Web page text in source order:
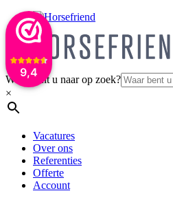
9,4
Waar bent u naar op zoek?
×
Vacatures
Over ons
Referenties
Offerte
Account